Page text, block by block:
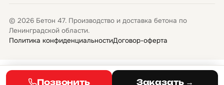
© 2026 Бетон 47. Производство и доставка бетона по
Ленинградской области.
Политика конфиденциальностиДоговор-оферта
Позвонить Заказать →